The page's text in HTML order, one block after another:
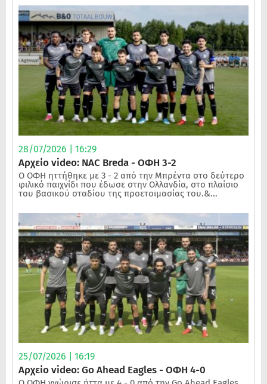
28/07/2026 | 16:29
Αρχείο video: NAC Breda - ΟΦΗ 3-2
Ο ΟΦΗ ηττήθηκε με 3 - 2 από την Μπρέντα στο δεύτερο
φιλικό παιχνίδι που έδωσε στην Ολλανδία, στο πλαίσιο
του βασικού σταδίου της προετοιμασίας του.&...
25/07/2026 | 16:19
Αρχείο video: Go Ahead Eagles - ΟΦΗ 4-0